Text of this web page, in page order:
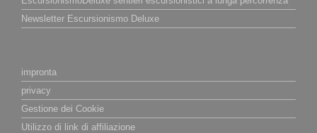
Newsletter Escursionismo Deluxe
impronta
privacy
Gestione dei Cookie
Utilizzo di link di affiliazione